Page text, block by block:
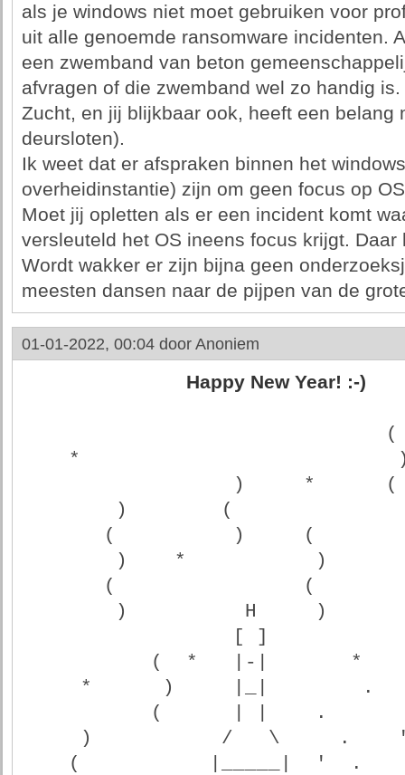
als je windows niet moet gebruiken voor
uit alle genoemde ransomware incidenten.
een zwemband van beton
afvragen of die zwemband wel zo handig
Zucht, en jij blijkbaar ook, heeft een belang
deursloten).
Ik weet dat er afspraken binnen het
overheidinstantie) zijn om geen focus op
Moet jij opletten als er een incident komt
versleuteld het OS ineens focus krijgt.
Wordt wakker er zijn bijna geen
meesten dansen naar de pijpen van de
01-01-2022, 00:04 door Anoniem
Happy New Year! :-)
                               (
*
                  )     *      (
)        (
(          )     (
)    *           )
(                (
)          H     )
[ ]
(  *   |-|       *
*      )     |_|        .
           (      | |    .
)           /   \     .
(           |_____|  '  .